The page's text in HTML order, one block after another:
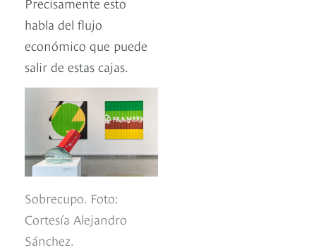
habla del flujo
económico que puede
salir de estas cajas.
Sobrecupo. Foto:
Cortesía Alejandro
Sánchez.